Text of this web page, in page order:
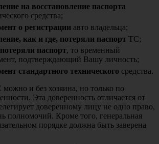
на восстановление паспорта
средства;
о регистрацииавто владельца;
как и где, потеряли паспортТС;
паспорт, то временный
подтверждающий Вашу личность;
стандартного технического средства.
и без хозяина, но только по
Эта доверенность отличается от
доверенному лицу не одно право,
полномочий. Кроме того, генеральная
порядке должна быть заверена